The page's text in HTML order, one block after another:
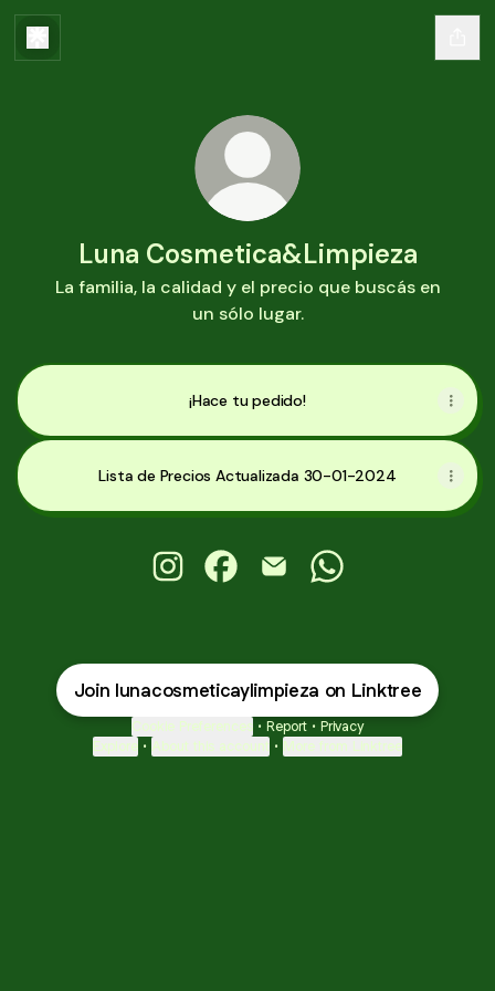
Luna Cosmetica&Limpieza
La familia, la calidad y el precio que buscás en
un sólo lugar.
¡Hace tu pedido!
Lista de Precios Actualizada 30-01-2024
Join lunacosmeticaylimpieza on Linktree
Cookie Preferences • Report • Privacy
Explore • About this account • More from Linktree